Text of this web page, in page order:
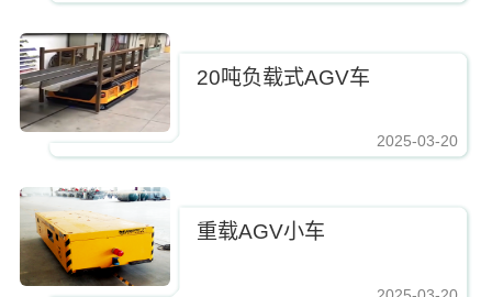
20吨负载式AGV车
2025-03-20
重载AGV小车